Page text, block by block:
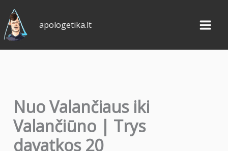
Pereiti
prie
turinio
apologetika.lt
Nuo Valančiaus iki
Valančiūno | Trys
davatkos 20